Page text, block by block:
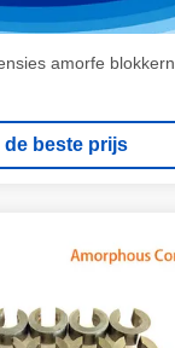
amorfe blokkern
de beste prijs